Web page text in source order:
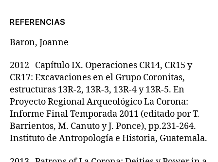
REFERENCIAS
Baron, Joanne
2012 Capítulo IX. Operaciones CR14, CR15 y
CR17: Excavaciones en el Grupo Coronitas,
estructuras 13R-2, 13R-3, 13R-4 y 13R-5. En
Proyecto Regional Arqueológico La Corona:
Informe Final Temporada 2011 (editado por T.
Barrientos, M. Canuto y J. Ponce), pp.231-264.
Instituto de Antropología e Historia, Guatemala.